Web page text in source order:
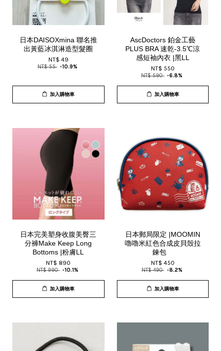
日本DAISOXmina 聯名推
出黃藍冰淇淋造型髮圈
NT$ 49
NT$ 55 -10.9%
加入購物車
AscDoctors 鉑金工藝
PLUS BRA 速乾-3.5℃涼
感短袖內衣 |黑LL
NT$ 550
NT$ 590 -6.8%
加入購物車
日本完美塑身收腹美臀三
分褲Make Keep Long
Bottoms |粉膚LL
NT$ 890
NT$ 990 -10.1%
加入購物車
日本郵局限定 |MOOMIN
嚕嚕米紅色合成皮貝殼拉
鍊包
NT$ 450
NT$ 490 -8.2%
加入購物車